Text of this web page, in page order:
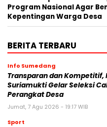
Program Nasional Agar
Kepentingan Warga Desa
BERITA TERBARU
Info Sumedang
Transparan dan Kompetitif,
Suriamukti Gelar Seleksi
Perangkat Desa
Jumat, 7 Agu 2026 - 19:17 WIB
Sport